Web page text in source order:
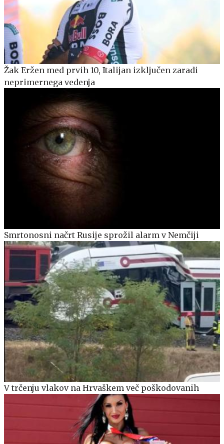
Žak Eržen med prvih 10, Italijan izključen zaradi
neprimernega vedenja
Smrtonosni načrt Rusije sprožil alarm v Nemčiji
V trčenju vlakov na Hrvaškem več poškodovanih